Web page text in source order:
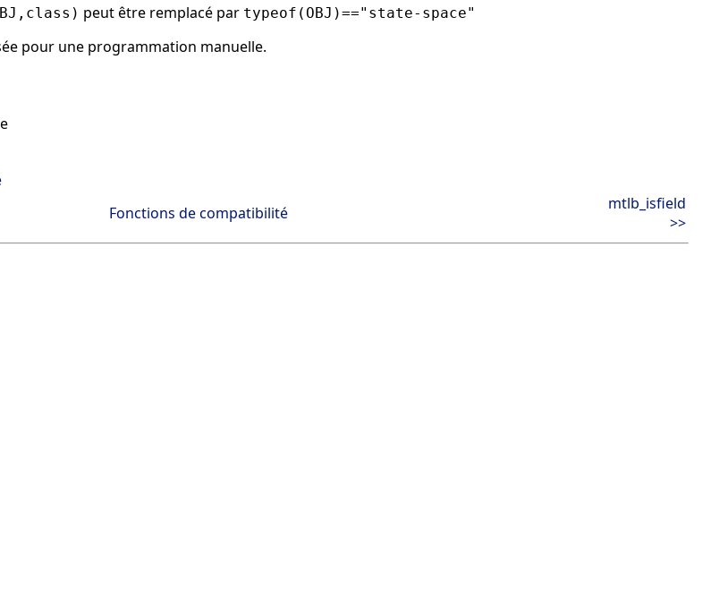
peut être remplacé par typeof(OBJ)=="state-space"
pour une programmation manuelle.
Fonctions de compatibilité
mtlb_isfield
>>